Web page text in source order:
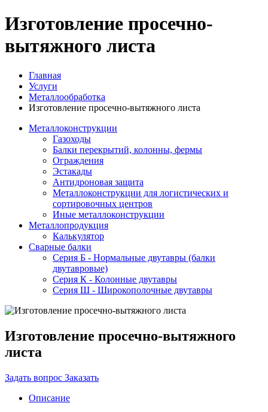
Изготовление просечно-
вытяжного листа
Главная
Услуги
Металлообработка
Изготовление просечно-вытяжного листа
Металлоконструкции
Газоходы
Балки перекрытий, колонны, фермы
Ограждения
Эстакады
Антидроновая защита
Металлоконструкции для логистических и
сортировочных центров
Иные металлоконструкции
Металлопродукция
Калькулятор
Сварные балки
Серия Б - Нормальные двутавры (балки
двутавровые)
Серия К - Колонные двутавры
Серия Ш - Широкополочные двутавры
Изготовление просечно-вытяжного
листа
Задать вопрос Заказать
Описание